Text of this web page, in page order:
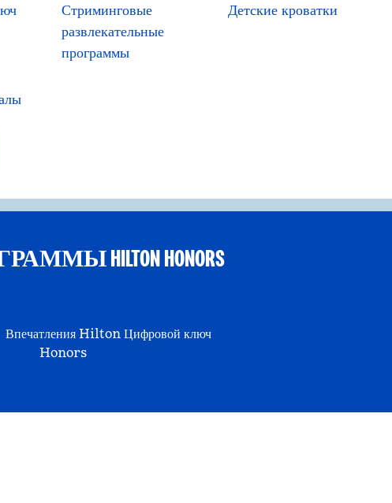
Стриминговые
развлекательные
программы
Детские кроватки
HILTON HONORS
Впечатления Hilton
Honors
Цифровой ключ